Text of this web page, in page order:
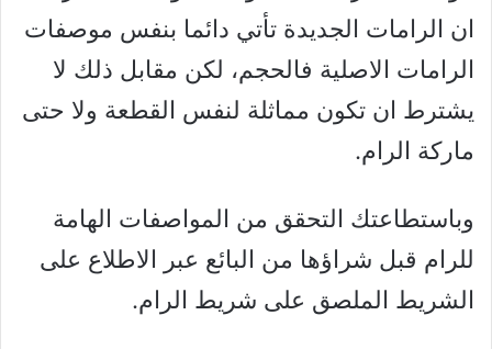
ان الرامات الجديدة تأتي دائما بنفس موصفات
الرامات الاصلية فالحجم، لكن مقابل ذلك لا
يشترط ان تكون مماثلة لنفس القطعة ولا حتى
ماركة الرام.
وباستطاعتك التحقق من المواصفات الهامة
للرام قبل شراؤها من البائع عبر الاطلاع على
الشريط الملصق على شريط الرام.